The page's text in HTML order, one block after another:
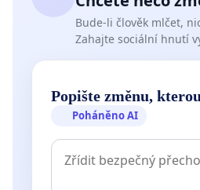
Bude-li člověk mlčet,
Zahajte sociální hnutí
Popište změnu,
Poháněno AI